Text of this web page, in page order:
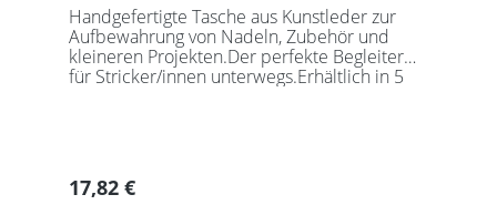
Handgefertigte Tasche aus Kunstleder zur
Aufbewahrung von Nadeln, Zubehör und
kleineren Projekten.Der perfekte Begleiter
für Stricker/innen unterwegs.Erhältlich in 5
Regulärer Preis:
17,82 €